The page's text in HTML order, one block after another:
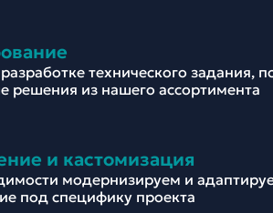
технического задания,
решения из нашего ассортимента
и кастомизация
модернизируем и
под специфику проекта